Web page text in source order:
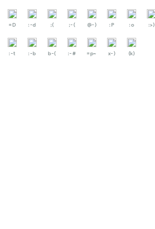
=D :-d ;( ;-( @-) :P :o :>)
:-t :-b b-( :-# =p~ x-) (k)